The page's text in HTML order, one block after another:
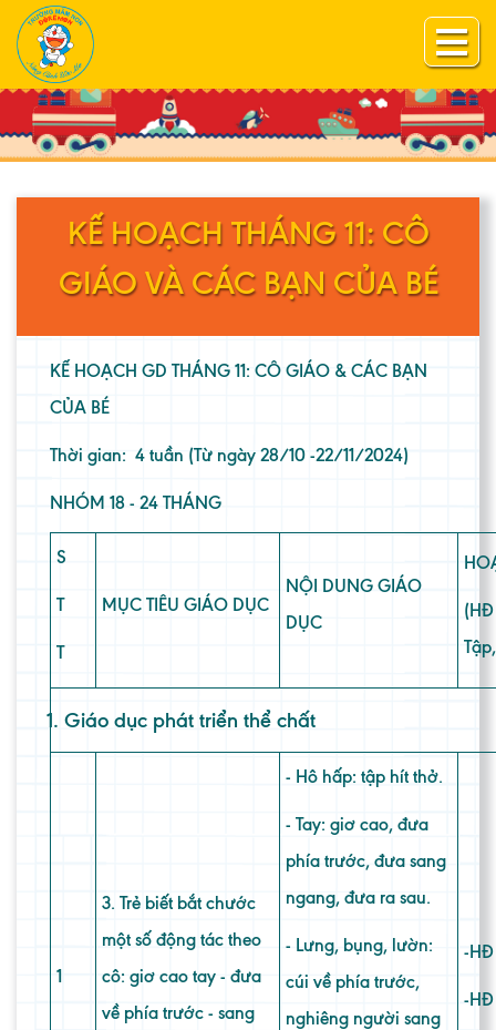
KẾ HOẠCH THÁNG 11: CÔ
GIÁO VÀ CÁC BẠN CỦA BÉ
KẾ HOẠCH GD THÁNG 11: CÔ GIÁO & CÁC BẠN
CỦA BÉ
Thời gian: 4 tuần (Từ ngày 28/10 -22/11/2024)
NHÓM 18 - 24 THÁNG
S
T
T
MỤC TIÊU GIÁO DỤC
NỘI DUNG GIÁO
DỤC
Giáo dục phát triển thể chất
1
3. Trẻ biết bắt chước
một số động tác theo
cô: giơ cao tay - đưa
về phía trước - sang
- Hô hấp: tập hít thở.
- Tay: giơ cao, đưa
phía trước, đưa sang
ngang, đưa ra sau.
- Lưng, bụng, lườn:
cúi về phía trước,
nghiêng người sang
-
-HĐ